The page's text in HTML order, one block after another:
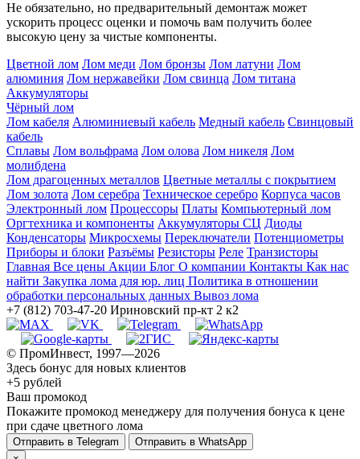
Не обязательно, но предварительный демонтаж может
ускорить процесс оценки и помочь вам получить более
высокую цену за чистые компоненты.
Цветной лом Лом меди Лом бронзы Лом латуни Лом
алюминия Лом нержавейки Лом свинца Лом титана
Аккумуляторы
Чёрный лом
Лом кабеля Алюминиевый кабель Медный кабель Свинцовый
кабель
Сплавы Лом вольфрама Лом олова Лом никеля Лом
молибдена
Лом драгоценных металлов Цветные металлы с покрытием
Лом золота Лом серебра Техническое серебро Корпуса часов
Электронный лом Процессоры Платы Компьютерный лом
Оргтехника и компоненты Аккумуляторы СЦ Диоды
Конденсаторы Микросхемы Переключатели Потенциометры
Приборы и блоки Разъёмы Резисторы Реле Транзисторы
Главная Все цены Акции Блог О компании Контакты Как нас
найти Закупка лома для юр. лиц Политика в отношении
обработки персональных данных Вывоз лома
+7 (812) 703-47-20 Ириновский пр-кт 2 к2
© ПромИнвест, 1997—2026
Здесь бонус для новых клиентов
+5 рублей
Ваш промокод
Покажите промокод менеджеру для получения бонуса к цене
при сдаче цветного лома
Отправить в Telegram
Отправить в WhatsApp